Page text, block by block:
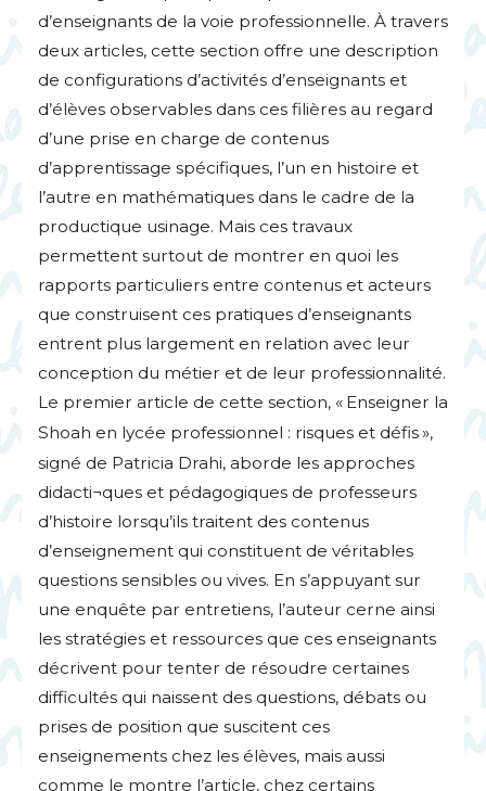
d’enseignants de la voie professionnelle. À travers
deux articles, cette section offre une description
de configurations d’activités d’enseignants et
d’élèves observables dans ces filières au regard
d’une prise en charge de contenus
d’apprentissage spécifiques, l’un en histoire et
l’autre en mathématiques dans le cadre de la
productique usinage. Mais ces travaux
permettent surtout de montrer en quoi les
rapports particuliers entre contenus et acteurs
que construisent ces pratiques d’enseignants
entrent plus largement en relation avec leur
conception du métier et de leur professionnalité.
Le premier article de cette section, « Enseigner la
Shoah en lycée professionnel : risques et défis»,
signé de Patricia Drahi, aborde les approches
didacti¬ques et pédagogiques de professeurs
d’histoire lorsqu’ils traitent des contenus
d’enseignement qui constituent de véritables
questions sensibles ou vives. En s’appuyant sur
une enquête par entretiens, l’auteur cerne ainsi
les stratégies et ressources que ces enseignants
décrivent pour tenter de résoudre certaines
difficultés qui naissent des questions, débats ou
prises de position que suscitent ces
enseignements chez les élèves, mais aussi
comme le montre l’article, chez certains